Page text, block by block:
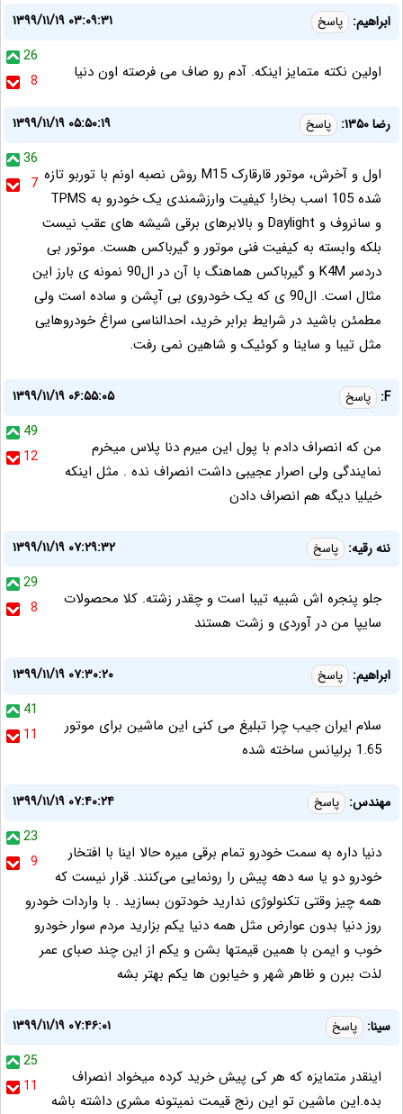
ابراهیم: پاسخ
۱۳۹۹/۱۱/۱۹ ۰۳:۰۹:۳۱
26
8
اولین نکته متمایز اینکه. آدم رو صاف می فرصته اون دنیا
رضا ۱۳۵۰: پاسخ
۱۳۹۹/۱۱/۱۹ ۰۵:۵۰:۱۹
36
7 اول و آخرش، موتور قارقارک M15 روش نصبه اونم با توربو تازه
شده 105 اسب بخار! کیفیت وارزشمندی یک خودرو به TPMS
و سانروف و Daylight و بالابرهای برقی شیشه های عقب نیست
بلکه وابسته به کیفیت فنی موتور و گیرباکس هست. موتور بی
دردسر K4M و گیرباکس هماهنگ با آن در ال90 نمونه ی بارز این
مثال است. ال90 ی که یک خودروی بی آپشن و ساده است ولی
مطمئن باشید در شرایط برابر خرید، احدالناسی سراغ خودروهایی
مثل تیبا و ساینا و کوئیک و شاهین نمی رفت.
F: پاسخ
۱۳۹۹/۱۱/۱۹ ۰۶:۵۵:۰۵
49
12
من که انصراف دادم با پول این میرم دنا پلاس میخرم
نمایندگی ولی اصرار عجیبی داشت انصراف نده . مثل اینکه
خیلیا دیگه هم انصراف دادن
ننه رقیه: پاسخ
۱۳۹۹/۱۱/۱۹ ۰۷:۲۹:۳۲
29
8
جلو پنجره اش شبیه تیبا است و چقدر زشته. کلا محصولات
سایپا من در آوردی و زشت هستند
ابراهیم: پاسخ
۱۳۹۹/۱۱/۱۹ ۰۷:۳۰:۲۰
41
11
سلام ایران جیب چرا تبلیغ می کنی این ماشین برای موتور
1.65 برلیانس ساخته شده
مهندس: پاسخ
۱۳۹۹/۱۱/۱۹ ۰۷:۴۰:۲۴
23
9
دنیا داره به سمت خودرو تمام برقی میره حالا اینا با افتخار
خودرو دو یا سه دهه پیش را رونمایی می‌کنند. قرار نیست که
همه چیز وقتی تکنولوژی ندارید خودتون بسازید . با واردات خودرو
روز دنیا بدون عوارض مثل همه دنیا یکم بزارید مردم سوار خودرو
خوب و ایمن با همین قیمتها بشن و یکم از این چند صبای عمر
لذت ببرن و ظاهر شهر و خیابون ها یکم بهتر بشه
سینا: پاسخ
۱۳۹۹/۱۱/۱۹ ۰۷:۴۶:۰۱
25
11
اینقدر متمایزه که هر کی پیش خرید کرده میخواد انصراف
بده.این ماشین تو این رنج قیمت نمیتونه مشری داشته باشه